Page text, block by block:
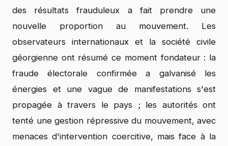
des résultats frauduleux a fait prendre une
nouvelle proportion au mouvement. Les
observateurs internationaux et la société civile
géorgienne ont résumé ce moment fondateur : la
fraude électorale confirmée a galvanisé les
énergies et une vague de manifestations s'est
propagée à travers le pays ; les autorités ont
tenté une gestion répressive du mouvement, avec
menaces d'intervention coercitive, mais face à la